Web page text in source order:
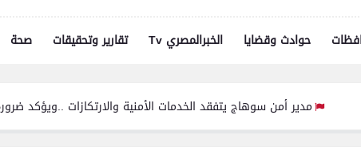
حوادث وقضايا الخبرالمصري Tv تقارير وتحقيقات صحة
أمن سوهاج يتفقد الخدمات الأمنية والارتكازات ..ويؤكد ضرورة اليقظة التامة